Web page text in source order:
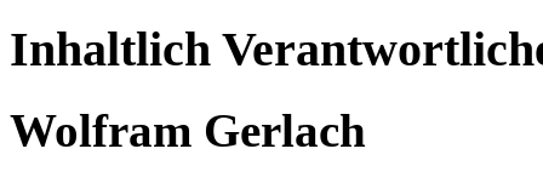
Inhaltlich
Wolfram Gerlach